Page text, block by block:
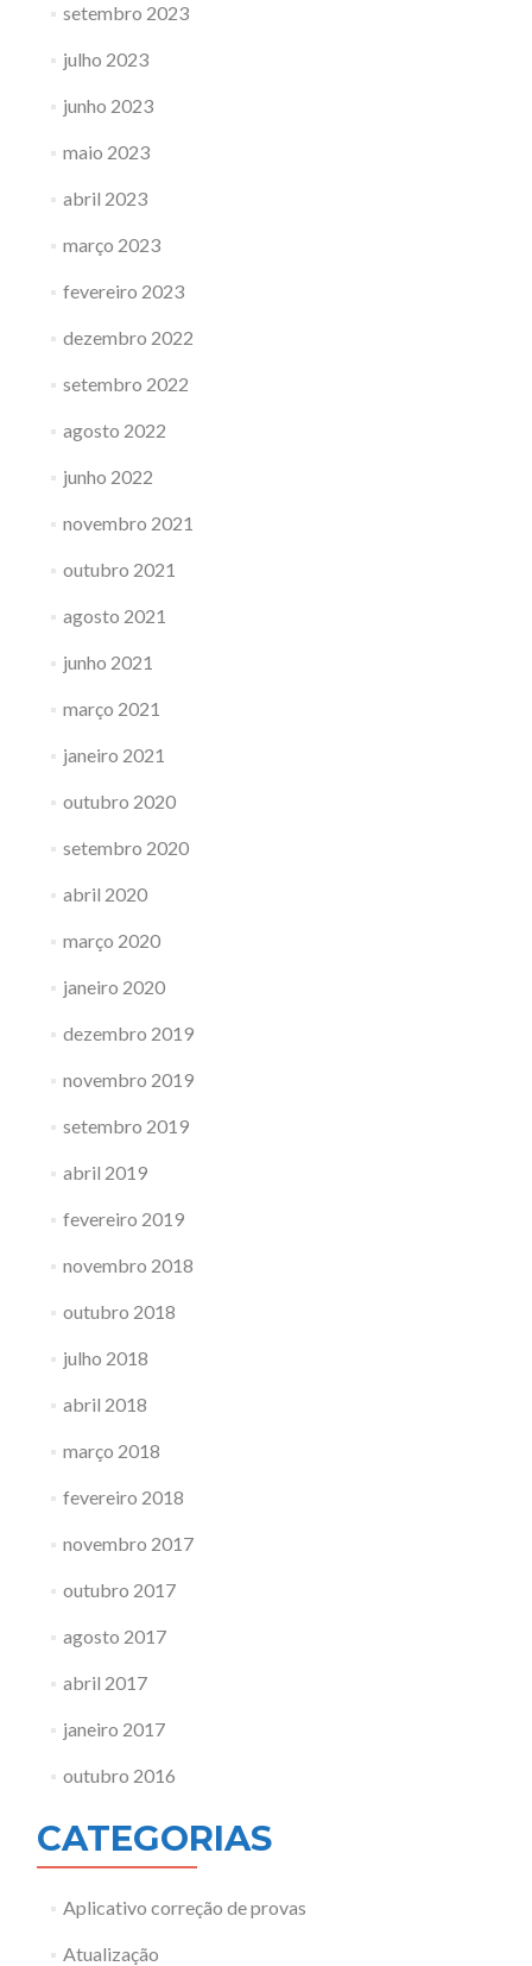
setembro 2023
julho 2023
junho 2023
maio 2023
abril 2023
março 2023
fevereiro 2023
dezembro 2022
setembro 2022
agosto 2022
junho 2022
novembro 2021
outubro 2021
agosto 2021
junho 2021
março 2021
janeiro 2021
outubro 2020
setembro 2020
abril 2020
março 2020
janeiro 2020
dezembro 2019
novembro 2019
setembro 2019
abril 2019
fevereiro 2019
novembro 2018
outubro 2018
julho 2018
abril 2018
março 2018
fevereiro 2018
novembro 2017
outubro 2017
agosto 2017
abril 2017
janeiro 2017
outubro 2016
CATEGORIAS
Aplicativo correção de provas
Atualização